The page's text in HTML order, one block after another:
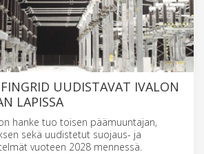
FINGRID UUDISTAVAT IVALON
LAPISSA
hanke tuo toisen päämuuntajan,
sekä uudistetut suojaus- ja
vuoteen 2028 mennessä.